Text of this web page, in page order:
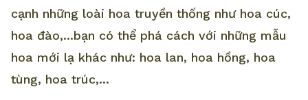
cạnh những loài hoa truyền thống như hoa cúc,
hoa đào,...bạn có thể phá cách với những mẫu
hoa mới lạ khác như: hoa lan, hoa hồng, hoa
tùng, hoa trúc,...